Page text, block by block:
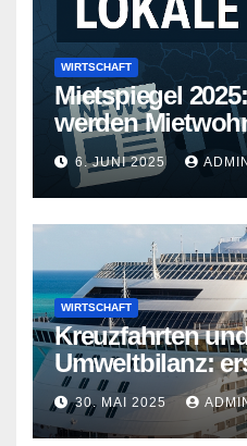
WIRTSCHAFT
Mietspiegel
werden
teurer
6. JUNI 2025 ADMIN
WIRTSCHAFT
Kreuzfahrten
Umweltbilanz:
Wege
30. MAI 2025